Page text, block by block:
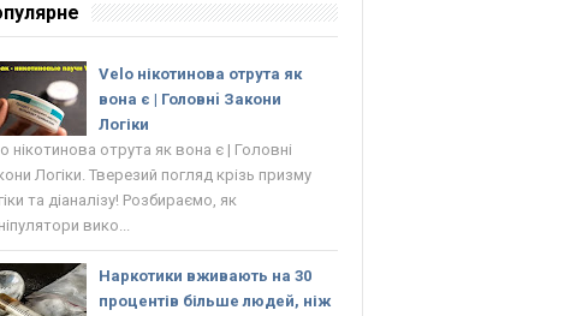
Velo нікотинова отрута як
вона є | Головнi Закони
Логіки
нікотинова отрута як вона є | Головнi
Логіки. Тверезий погляд крізь призму
та діаналізу! Розбираємо, як
вико...
Наркотики вживають на 30
процентів більше людей, ніж